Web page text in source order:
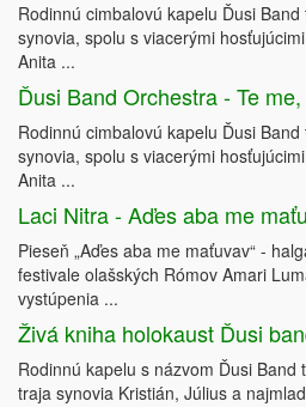
Rodinnú cimbalovú kapelu Ďusi
synovia, spolu s viacerými
Anita ...
Ďusi Band Orchestra - Te
Rodinnú cimbalovú kapelu Ďusi
synovia, spolu s viacerými
Anita ...
Laci Nitra - Aďes aba me
Pieseň „Aďes aba me maťuvav“ -
festivale olašských Rómov Amari
vystúpenia ...
Živá kniha holokaust Ďusi
Rodinnú kapelu s názvom Ďusi Band
traja synovia Kristián, Július a